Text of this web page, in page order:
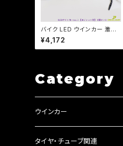
バイク LED ウインカー 激渋
激光 / 2個セット / 【シルバー・
ブラック選択】ver.3 ポジショ
ンランプ付 アメリカン レトロ
¥4,172
Category
ウインカー
ウインカーリレー
タイヤ・チューブ関連